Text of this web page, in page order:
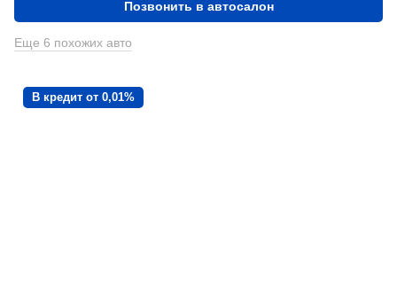
Позвонить в автосалон
Еще 6 похожих авто
В кредит от 0,01%